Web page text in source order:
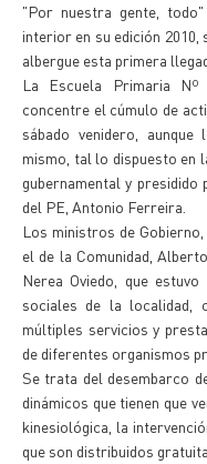
"Por nuestra gente,
interior en su edición 2010,
albergue esta primera
La Escuela Primaria
concentre el cúmulo de
sábado venidero,
mismo, tal lo dispuesto en
gubernamental y
del PE, Antonio Ferreira.
Los ministros de
el de la Comunidad,
Nerea Oviedo, que
sociales de la localidad,
múltiples servicios y
de diferentes organismos
Se trata del desembarco
dinámicos que tienen que
kinesiológica, la
que son distribuidos